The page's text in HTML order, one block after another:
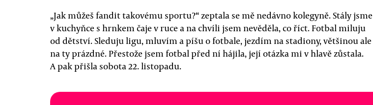
„Jak můžeš fandit takovému sportu?“ zeptala se mě nedávno kolegyně. Stály jsme
v kuchyňce s hrnkem čaje v ruce a na chvíli jsem nevěděla, co říct. Fotbal miluju
od dětství. Sleduju ligu, mluvím a píšu o fotbale, jezdím na stadiony, většinou ale
na ty prázdné. Přestože jsem fotbal před ní hájila, její otázka mi v hlavě zůstala.
A pak přišla sobota 22. listopadu.